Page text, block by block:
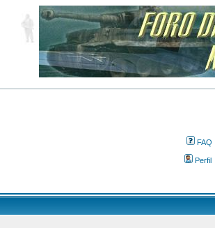
FAQ
Perfil